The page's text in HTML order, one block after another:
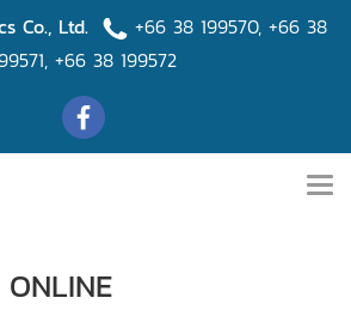
Co., Ltd. +66 38 199570, +66 38
, +66 38 199572